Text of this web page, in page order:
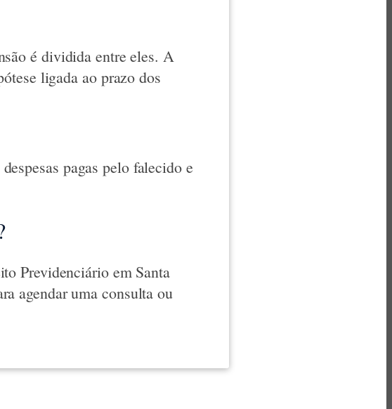
é dividida entre eles. A
ligada ao prazo dos
pagas pelo falecido e
Previdenciário em Santa
agendar uma consulta ou